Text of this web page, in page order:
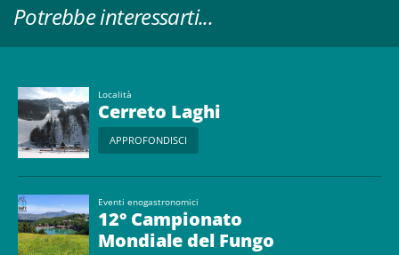
Potrebbe interessarti...
Località
Cerreto Laghi
APPROFONDISCI
Eventi enogastronomici
12° Campionato
Mondiale del Fungo